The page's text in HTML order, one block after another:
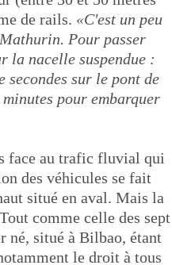
de rails. «C'est un peu
Pour passer
la nacelle suspendue :
secondes sur le pont de
pour embarquer
face au trafic fluvial qui
des véhicules se fait
situé en aval. Mais la
comme celle des sept
né, situé à Bilbao, étant
le droit à tous